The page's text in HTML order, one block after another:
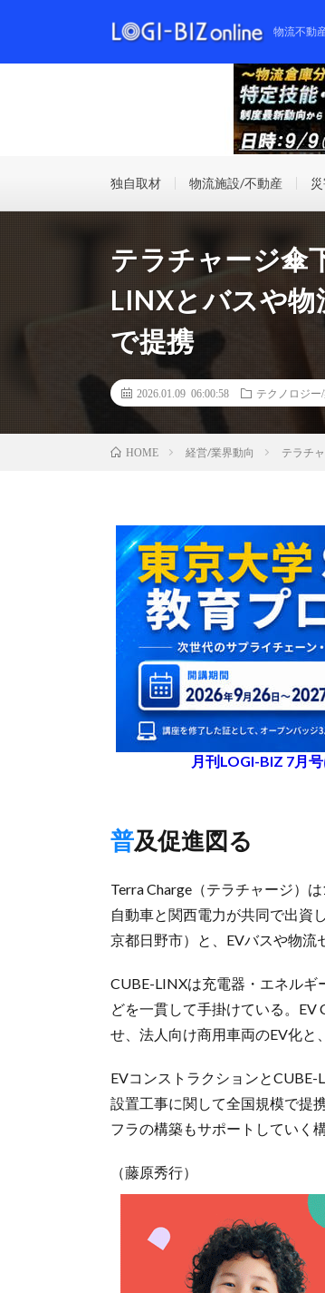
物流不動
独自取材 物流施設/不動産
テラチャージ傘
LINXとバスや物
で提携
2026.01.09 06:00:58 テクノロジー
HOME 経営/業界動向 テラチ
月刊LOGI-BIZ 7月
普及促進図る
Terra Charge（テラチャージ）
自動車と関西電力が共同で出資
京都日野市）と、EVバスや物流
CUBE-LINXは充電器・エネルギ
どを一貫して手掛けている。
せ、法人向け商用車両のEV化と
EVコンストラクションと
設置工事に関して全国規模で提
フラの構築もサポートしていく構
（藤原秀行）